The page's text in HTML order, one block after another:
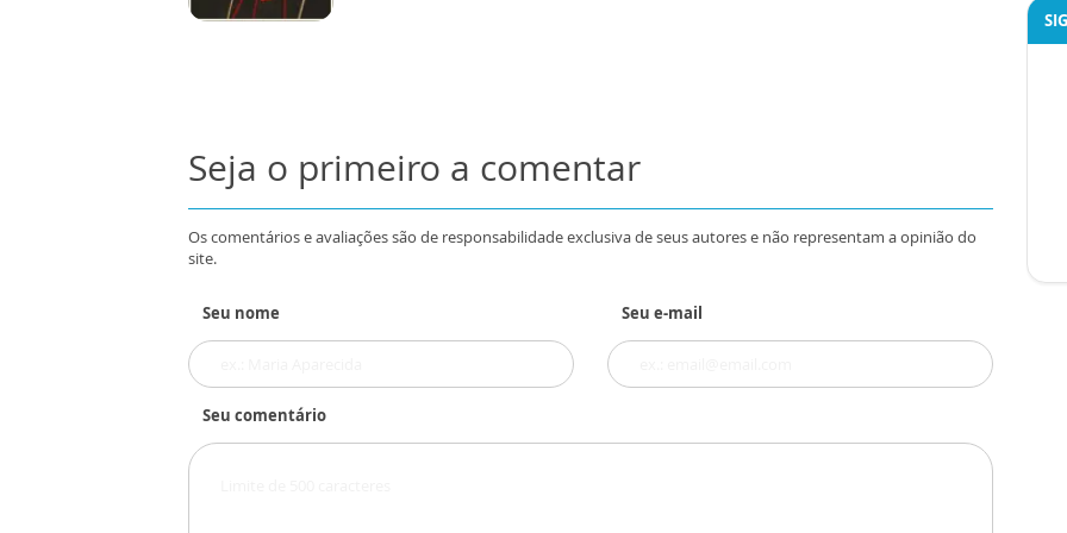
Seja o primeiro a comentar
Os comentários e avaliações são de responsabilidade exclusiva de seus autores e não representam a opinião do
site.
Seu nome Seu e-mail
Seu comentário